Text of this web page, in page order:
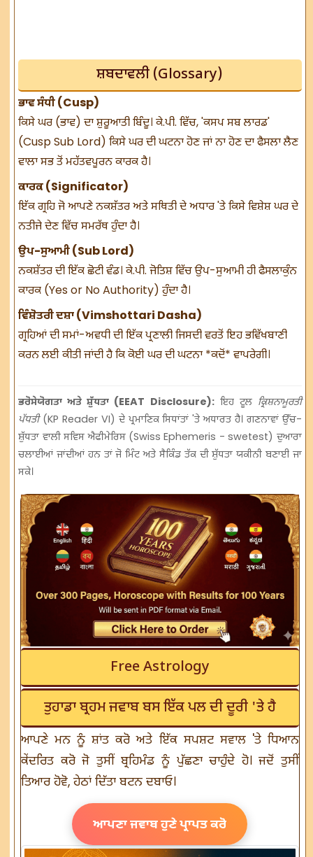
ਸ਼ਬਦਾਵਲੀ (Glossary)
ਭਾਵ ਸੰਧੀ (Cusp)
ਕਿਸੇ ਘਰ (ਭਾਵ) ਦਾ ਸ਼ੁਰੂਆਤੀ ਬਿੰਦੂ। ਕੇ.ਪੀ. ਵਿੱਚ, 'ਕਸਪ ਸਬ ਲਾਰਡ'
(Cusp Sub Lord) ਕਿਸੇ ਘਰ ਦੀ ਘਟਨਾ ਹੋਣ ਜਾਂ ਨਾ ਹੋਣ ਦਾ ਫੈਸਲਾ ਲੈਣ
ਵਾਲਾ ਸਭ ਤੋਂ ਮਹੱਤਵਪੂਰਨ ਕਾਰਕ ਹੈ।
ਕਾਰਕ (Significator)
ਇੱਕ ਗ੍ਰਹਿ ਜੋ ਆਪਣੇ ਨਕਸ਼ੱਤਰ ਅਤੇ ਸਥਿਤੀ ਦੇ ਅਧਾਰ 'ਤੇ ਕਿਸੇ ਵਿਸ਼ੇਸ਼ ਘਰ ਦੇ
ਨਤੀਜੇ ਦੇਣ ਵਿੱਚ ਸਮਰੱਥ ਹੁੰਦਾ ਹੈ।
ਉਪ-ਸੁਆਮੀ (Sub Lord)
ਨਕਸ਼ੱਤਰ ਦੀ ਇੱਕ ਛੋਟੀ ਵੰਡ। ਕੇ.ਪੀ. ਜੋਤਿਸ਼ ਵਿੱਚ ਉਪ-ਸੁਆਮੀ ਹੀ ਫੈਸਲਾਕੁੰਨ
ਕਾਰਕ (Yes or No Authority) ਹੁੰਦਾ ਹੈ।
ਵਿੰਸ਼ੋਤਰੀ ਦਸ਼ਾ (Vimshottari Dasha)
ਗ੍ਰਹਿਆਂ ਦੀ ਸਮਾਂ-ਅਵਧੀ ਦੀ ਇੱਕ ਪ੍ਰਣਾਲੀ ਜਿਸਦੀ ਵਰਤੋਂ ਇਹ ਭਵਿੱਖਬਾਣੀ
ਕਰਨ ਲਈ ਕੀਤੀ ਜਾਂਦੀ ਹੈ ਕਿ ਕੋਈ ਘਰ ਦੀ ਘਟਨਾ *ਕਦੋਂ* ਵਾਪਰੇਗੀ।
ਭਰੋਸੇਯੋਗਤਾ ਅਤੇ ਸ਼ੁੱਧਤਾ (EEAT Disclosure):ਇਹ ਟੂਲ ਕ੍ਰਿਸ਼ਨਾਮੂਰਤੀ
ਪੱਧਤੀ(KP Reader VI) ਦੇ ਪ੍ਰਮਾਣਿਕ ਸਿਧਾਂਤਾਂ 'ਤੇ ਅਧਾਰਤ ਹੈ। ਗਣਨਾਵਾਂ ਉੱਚ-
ਸ਼ੁੱਧਤਾ ਵਾਲੀ ਸਵਿਸ ਐਫੀਮੇਰਿਸ (Swiss Ephemeris - swetest) ਦੁਆਰਾ
ਚਲਾਈਆਂ ਜਾਂਦੀਆਂ ਹਨ ਤਾਂ ਜੋ ਮਿੰਟ ਅਤੇ ਸੈਕਿੰਡ ਤੱਕ ਦੀ ਸ਼ੁੱਧਤਾ ਯਕੀਨੀ ਬਣਾਈ ਜਾ
ਸਕੇ।
Free Astrology
ਤੁਹਾਡਾ ਬ੍ਰਹਮ ਜਵਾਬ ਬਸ ਇੱਕ ਪਲ ਦੀ ਦੂਰੀ 'ਤੇ ਹੈ
ਆਪਣੇ ਮਨ ਨੂੰ ਸ਼ਾਂਤ ਕਰੋ ਅਤੇ ਇੱਕ ਸਪਸ਼ਟ ਸਵਾਲ 'ਤੇ ਧਿਆਨ
ਕੇਂਦਰਿਤ ਕਰੋ ਜੋ ਤੁਸੀਂ ਬ੍ਰਹਿਮੰਡ ਨੂੰ ਪੁੱਛਣਾ ਚਾਹੁੰਦੇ ਹੋ। ਜਦੋਂ ਤੁਸੀਂ
ਤਿਆਰ ਹੋਵੋ, ਹੇਠਾਂ ਦਿੱਤਾ ਬਟਨ ਦਬਾਓ।
ਆਪਣਾ ਜਵਾਬ ਹੁਣੇ ਪ੍ਰਾਪਤ ਕਰੋ